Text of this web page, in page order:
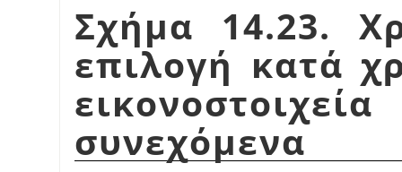
Σχήμα 14.23.
επιλογή κατά
συνεχόμενα